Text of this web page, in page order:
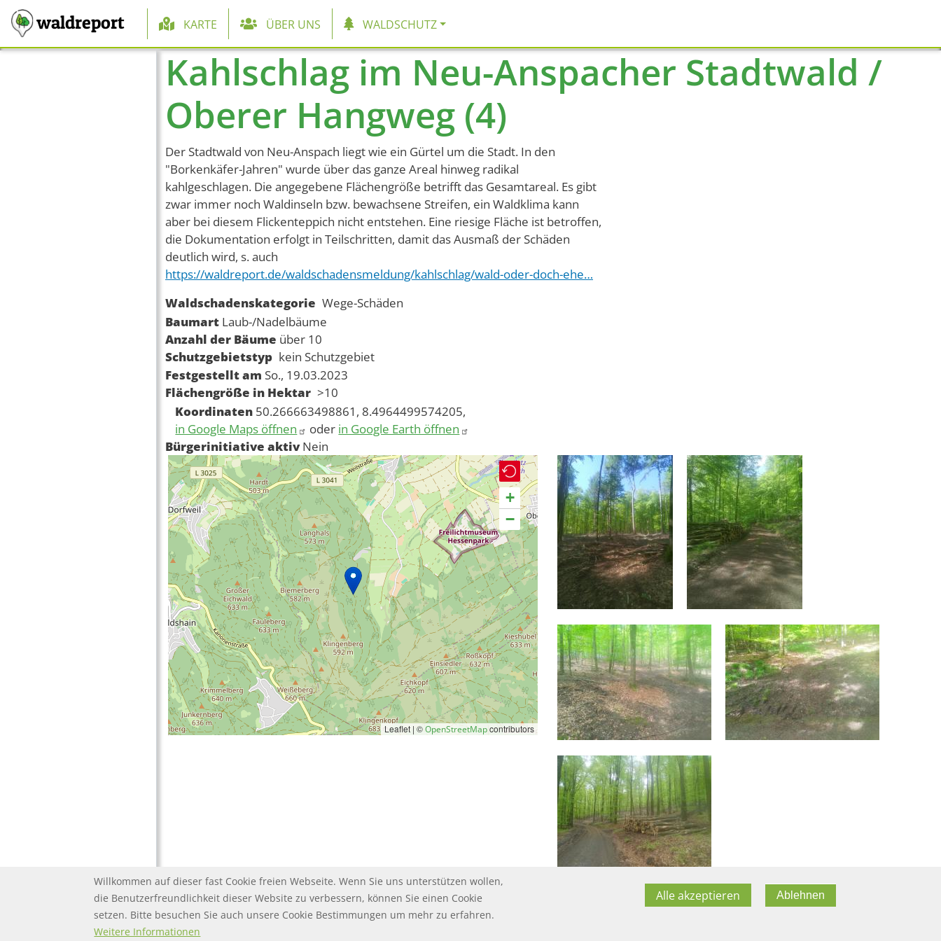
waldreport Hauptnavigation
KARTE ÜBER UNS WALDSCHUTZ
Kahlschlag im Neu-Anspacher Stadtwald /
Oberer Hangweg (4)
Der Stadtwald von Neu-Anspach liegt wie ein Gürtel um die Stadt. In den
"Borkenkäfer-Jahren" wurde über das ganze Areal hinweg radikal
kahlgeschlagen. Die angegebene Flächengröße betrifft das Gesamtareal. Es gibt
zwar immer noch Waldinseln bzw. bewachsene Streifen, ein Waldklima kann
aber bei diesem Flickenteppich nicht entstehen. Eine riesige Fläche ist betroffen,
die Dokumentation erfolgt in Teilschritten, damit das Ausmaß der Schäden
deutlich wird, s. auch
https://waldreport.de/waldschadensmeldung/kahlschlag/wald-oder-doch-ehe…
Waldschadenskategorie Wege-Schäden
Baumart Laub-/Nadelbäume
Anzahl der Bäume über 10
Schutzgebietstyp kein Schutzgebiet
Festgestellt am So., 19.03.2023
Flächengröße in Hektar >10
Koordinaten 50.266663498861, 8.4964499574205,
in Google Maps öffnen
oder in Google Earth öffnen
Bürgerinitiative aktiv Nein
+
−
Leaflet | ©OpenStreetMapcontributors
FOOTER MENU Twitter
Willkommen auf dieser fast Cookie freien Webseite. Wenn Sie uns unterstützen wollen,
die Benutzerfreundlichkeit dieser Website zu verbessern, können Sie einen Cookie
setzen. Bitte besuchen Sie auch unsere Cookie Bestimmungen um mehr zu erfahren.
Weitere Informationen
Alle akzeptieren Ablehnen